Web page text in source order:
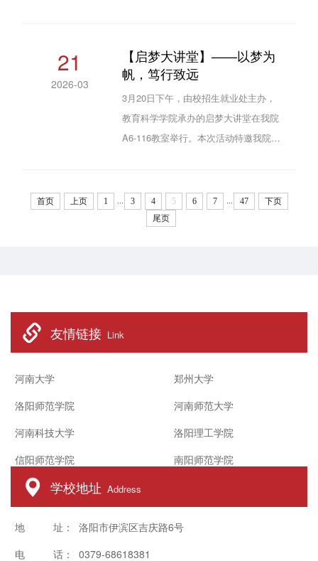
《习近平关于树立和践行正确政绩观论
述摘编》第一章。他在动员讲话中提出
三点要求：一是要深入学习习近平总书
记关于树立和践行正确政绩观的重要论
述，认真领会科学内涵和核心要义，不
21
2026-03
【启梦大讲堂】——以梦为
帆，笃行致远
3月20日下午，由校招生就业处主办，
教育科学学院承办的启梦大讲堂在我院
A6-116教室举行。本次活动特邀我院
教师赵亚楠主讲，学院百余名学生到场
聆听。赵亚楠以“以梦为帆，笃行致远”
学校代课教师等多元就业路径，...
首页 上页 1 ... 3 4 5 6 7 ... 47
下页
尾页
友情链接 Link
河南大学
洛阳师范学院
河南科技大学
信阳师范学院
郑州大学
河南师范大学
洛阳理工学院
南阳师范学院
学校地址 Address
地 址： 洛阳市伊滨区吉庆路6号
电 话： 0379-68618381